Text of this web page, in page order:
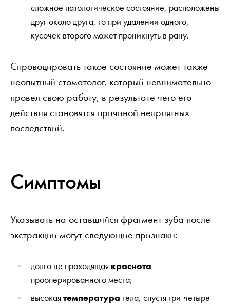
сложное патологическое состояние, расположены
друг около друга, то при удалении одного,
кусочек второго может проникнуть в рану.
Спровоцировать такое состояние может также
неопытный стоматолог, который невнимательно
провел свою работу, в результате чего его
действия становятся причиной неприятных
последствий.
Симптомы
Указывать на оставшийся фрагмент зуба после
экстракции могут следующие признаки:
долго не проходящая краснота
прооперированного места;
высокаятемпература тела, спустя три-четыре